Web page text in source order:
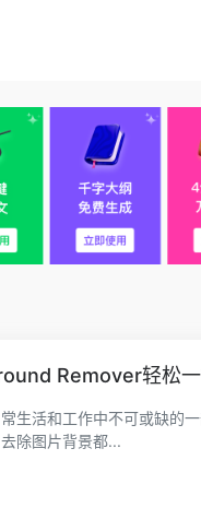
Remover轻松
生活和工作中不可或缺的
除图片背景都...